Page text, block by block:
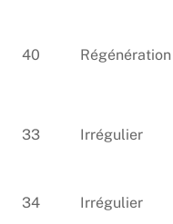
40 Régénération
33 Irrégulier
34 Irrégulier